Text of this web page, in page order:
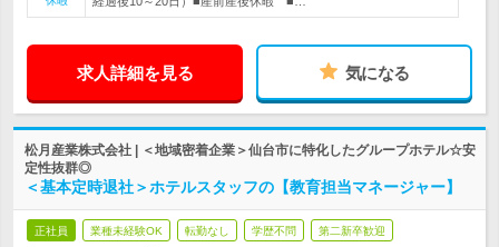
求人詳細を見る 気になる
松月産業株式会社 | ＜地域密着企業＞仙台市に特化したグループホテル☆安
定性抜群◎
＜基本定時退社＞ホテルスタッフの【教育担当マネージャー】
正社員 業種未経験OK 転勤なし 学歴不問 第二新卒歓迎